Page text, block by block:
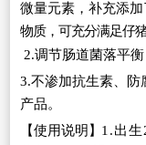
微量元素，补充添加
物质，可充分满足仔
2.调节肠道菌落平
3.不渗加抗生素、
防
产品。
【使用说明 】
1.出生